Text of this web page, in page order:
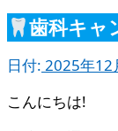
歯科キ
日付: 2025年12
こんにちは!